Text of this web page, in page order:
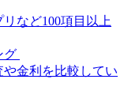
など100項目以上
グ
金利を比較してい